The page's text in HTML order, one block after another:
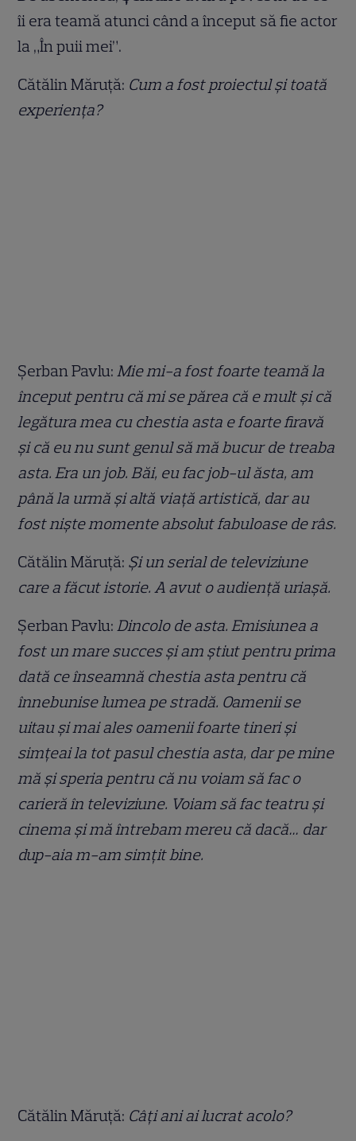
îi era teamă atunci când a început să fie actor
la „În puii mei”.
Cătălin Măruță: Cum a fost proiectul și toată
experiența?
Șerban Pavlu:Mie mi-a fost foarte teamă la
început pentru că mi se părea că e mult și că
legătura mea cu chestia asta e foarte firavă
și că eu nu sunt genul să mă bucur de treaba
asta. Era un job. Băi, eu fac job-ul ăsta, am
până la urmă și altă viață artistică, dar au
fost niște momente absolut fabuloase de râs.
Cătălin Măruță: Și un serial de televiziune
care a făcut istorie. A avut o audiență uriașă.
Șerban Pavlu:Dincolo de asta. Emisiunea a
fost un mare succes și am știut pentru prima
dată ce înseamnă chestia asta pentru că
înnebunise lumea pe stradă. Oamenii se
uitau și mai ales oamenii foarte tineri și
simțeai la tot pasul chestia asta, dar pe mine
mă și speria pentru că nu voiam să fac o
carieră în televiziune. Voiam să fac teatru și
cinema și mă întrebam mereu că dacă… dar
dup-aia m-am simțit bine.
Cătălin Măruță: Câți ani ai lucrat acolo?